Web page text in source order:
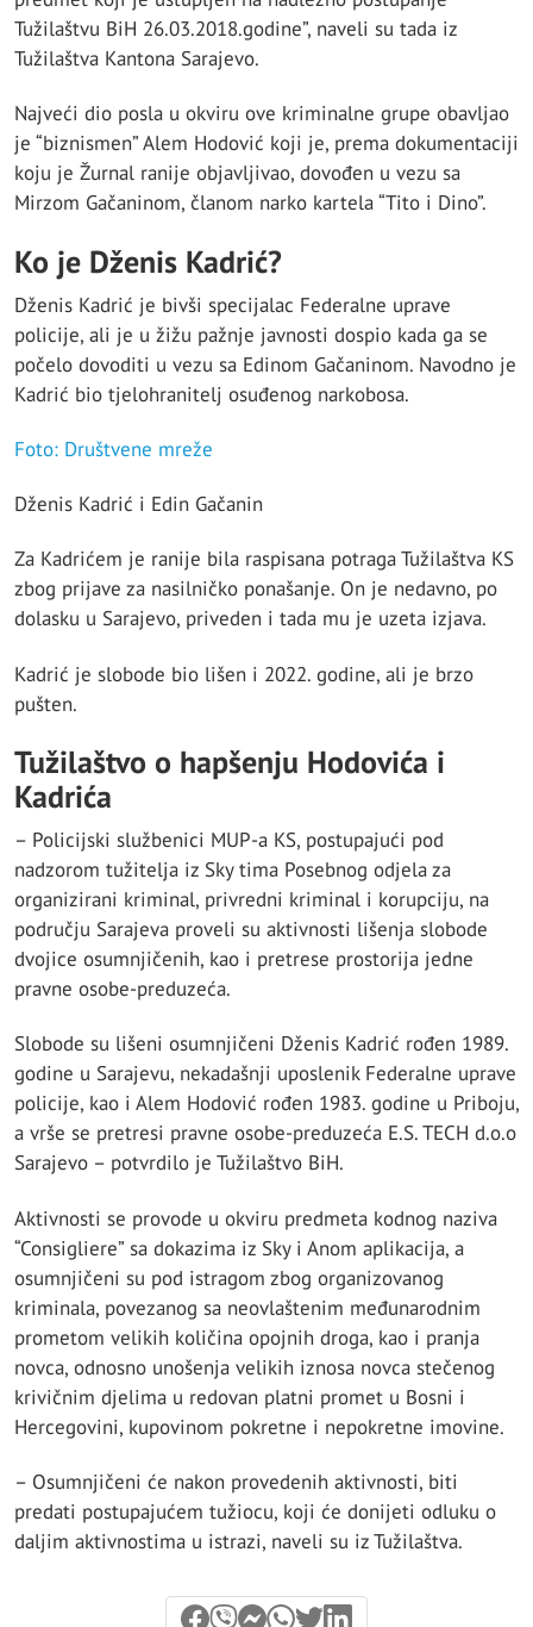
Tužilaštvu BiH 26.03.2018.godine”, naveli su tada iz
Tužilaštva Kantona Sarajevo.
Najveći dio posla u okviru ove kriminalne grupe obavljao
je “biznismen” Alem Hodović koji je, prema dokumentaciji
koju je Žurnal ranije objavljivao, dovođen u vezu sa
Mirzom Gačaninom, članom narko kartela “Tito i Dino”.
Ko je Dženis Kadrić?
Dženis Kadrić je bivši specijalac Federalne uprave
policije, ali je u žižu pažnje javnosti dospio kada ga se
počelo dovoditi u vezu sa Edinom Gačaninom. Navodno je
Kadrić bio tjelohranitelj osuđenog narkobosa.
Foto: Društvene mreže
Dženis Kadrić i Edin Gačanin
Za Kadrićem je ranije bila raspisana potraga Tužilaštva KS
zbog prijave za nasilničko ponašanje. On je nedavno, po
dolasku u Sarajevo, priveden i tada mu je uzeta izjava.
Kadrić je slobode bio lišen i 2022. godine, ali je brzo
pušten.
Tužilaštvo o hapšenju Hodovića i
Kadrića
– Policijski službenici MUP-a KS, postupajući pod
nadzorom tužitelja iz Sky tima Posebnog odjela za
organizirani kriminal, privredni kriminal i korupciju, na
području Sarajeva proveli su aktivnosti lišenja slobode
dvojice osumnjičenih, kao i pretrese prostorija jedne
pravne osobe-preduzeća.
Slobode su lišeni osumnjičeni Dženis Kadrić rođen 1989.
godine u Sarajevu, nekadašnji uposlenik Federalne uprave
policije, kao i Alem Hodović rođen 1983. godine u Priboju,
a vrše se pretresi pravne osobe-preduzeća E.S. TECH d.o.o
Sarajevo – potvrdilo je Tužilaštvo BiH.
Aktivnosti se provode u okviru predmeta kodnog naziva
“Consigliere” sa dokazima iz Sky i Anom aplikacija, a
osumnjičeni su pod istragom zbog organizovanog
kriminala, povezanog sa neovlaštenim međunarodnim
prometom velikih količina opojnih droga, kao i pranja
novca, odnosno unošenja velikih iznosa novca stečenog
krivičnim djelima u redovan platni promet u Bosni i
Hercegovini, kupovinom pokretne i nepokretne imovine.
– Osumnjičeni će nakon provedenih aktivnosti, biti
predati postupajućem tužiocu, koji će donijeti odluku o
daljim aktivnostima u istrazi, naveli su iz Tužilaštva.